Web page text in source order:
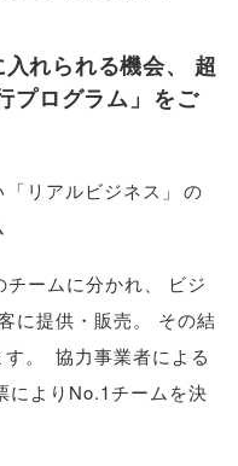
入れられる機会、
超
プログラム 」 をご
「 リアルビジネス 」 の
チームに分かれ、
ビジ
に提供・販売。
その結
。
協力事業者による
によりNo.1チームを決